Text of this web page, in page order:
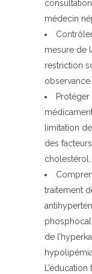
médecin
mesure de
restriction
observance
limitation
des
cholestérol,
traitement
de